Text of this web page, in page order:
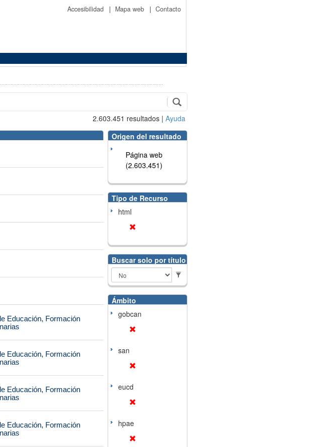
Accesibilidad | Mapa web | Contacto
2.603.451 resultados | Ayuda
Educación, Formación
Educación, Formación
Educación, Formación
Educación, Formación
Origen del resultado
Página web
(2.603.451)
Tipo de Recurso
html
Buscar solo por título
Ámbito
gobcan
san
eucd
hpae